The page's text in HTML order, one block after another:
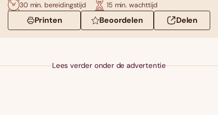
30 min. bereidingstijd 15 min. wachttijd
Printen Beoordelen Delen
Lees verder onder de advertentie